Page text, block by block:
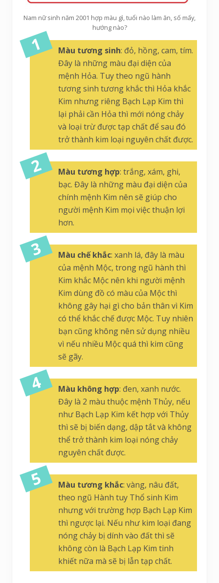
Nam nữ sinh năm 2001 hợp màu gì, tuổi nào làm ăn, số mấy,
hướng nào?
Màu tương sinh: đỏ, hồng, cam, tím.
Đây là những màu đại diện của
mệnh Hỏa. Tuy theo ngũ hành
tương sinh tương khắc thì Hỏa khắc
Kim nhưng riêng Bạch Lạp Kim thì
lại phải cần Hỏa thì mới nóng chảy
và loại trừ được tạp chất để sau đó
trở thành kim loại nguyên chất được.
Màu tương hợp: trắng, xám, ghi,
bạc. Đây là những màu đại diện của
chính mệnh Kim nên sẽ giúp cho
người mệnh Kim mọi việc thuận lợi
hơn.
Màu chế khắc: xanh lá, đây là màu
của mệnh Mộc, trong ngũ hành thì
Kim khắc Mộc nên khi người mệnh
Kim dùng đồ có màu của Mộc thì
không gây hại gì cho bản thân vì Kim
có thể khắc chế được Mộc. Tuy nhiên
bạn cũng không nên sử dụng nhiều
vì nếu nhiều Mộc quá thì kim cũng
sẽ gãy.
Màu không hợp: đen, xanh nước.
Đây là 2 màu thuộc mệnh Thủy, nếu
như Bạch Lạp Kim kết hợp với Thủy
thì sẽ bị biến dạng, dập tắt và không
thể trở thành kim loại nóng chảy
nguyên chất được.
Màu tương khắc: vàng, nâu đất,
theo ngũ Hành tuy Thổ sinh Kim
nhưng với trường hợp Bạch Lạp Kim
thì ngược lại. Nếu như kim loại đang
nóng chảy bị dính vào đất thì sẽ
không còn là Bạch Lạp Kim tinh
khiết nữa mà sẽ bị lẫn tạp chất.